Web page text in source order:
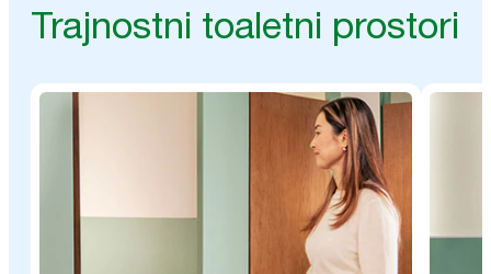
Trajnostni toaletni prostori